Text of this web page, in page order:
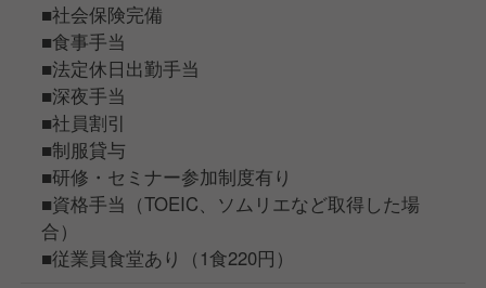
■社会保険完備
■食事手当
■法定休日出勤手当
■深夜手当
■社員割引
■制服貸与
■研修・セミナー参加制度有り
■資格手当（TOEIC、ソムリエなど取得した場
合）
■従業員食堂あり（1食220円）